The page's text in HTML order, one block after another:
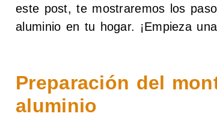
este post, te mostraremos los
aluminio en tu hogar. ¡Empieza una
Preparación del
aluminio